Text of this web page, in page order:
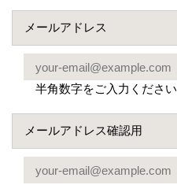
メールアドレス
半角数字をご入力ください
メールアドレス確認用